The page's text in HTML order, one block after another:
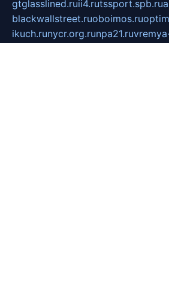
gtglasslined.ruii4.rutssport.spb.ru
blackwallstreet.ruoboimos.ru
ikuch.runycr.org.runpa21.ru